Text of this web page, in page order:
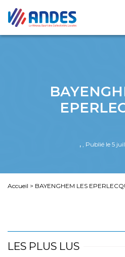
, , Publié le 5
Accueil > BAYENGHEM LES
LES PLUS LUS